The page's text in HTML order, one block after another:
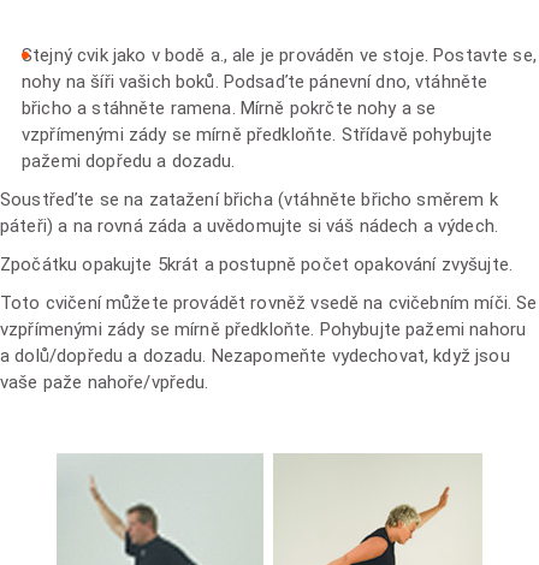
Stejný cvik jako v bodě a., ale je prováděn ve stoje. Postavte se,
nohy na šíři vašich boků. Podsaďte pánevní dno, vtáhněte
břicho a stáhněte ramena. Mírně pokrčte nohy a se
vzpřímenými zády se mírně předkloňte. Střídavě pohybujte
pažemi dopředu a dozadu.
Soustřeďte se na zatažení břicha (vtáhněte břicho směrem k
páteři) a na rovná záda a uvědomujte si váš nádech a výdech.
Zpočátku opakujte 5krát a postupně počet opakování zvyšujte.
Toto cvičení můžete provádět rovněž vsedě na cvičebním míči. Se
vzpřímenými zády se mírně předkloňte. Pohybujte pažemi nahoru
a dolů/dopředu a dozadu. Nezapomeňte vydechovat, když jsou
vaše paže nahoře/vpředu.